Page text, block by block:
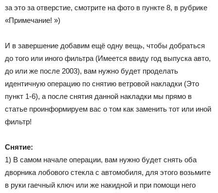
за это за отверстие, смотрите на фото в пункте 8, в рубрике
«Примечание! »)
И в завершение добавим ещё одну вещь, чтобы добраться
до того или иного фильтра (Имеется ввиду год выпуска авто,
до или же после 2003), вам нужно будет проделать
идентичную операцию по снятию ветровой накладки (Это
пункт 1-6), а после снятия данной накладки мы прямо в
статье проинформируем вас о том как заменить тот или иной
фильтр!
Снятие:
1) В самом начале операции, вам нужно будет снять оба
дворника лобового стекла с автомобиля, для этого возьмите
в руки гаечный ключ или же накидной и при помощи него